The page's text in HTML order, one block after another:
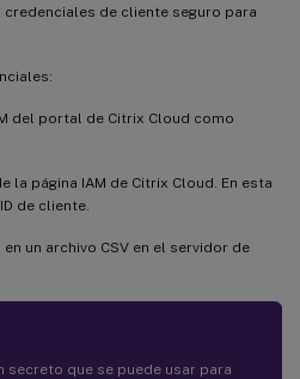
de cliente seguro para
del portal de Citrix Cloud como
la página IAM de Citrix Cloud. En esta
de cliente.
un archivo CSV en el servidor de
secreto que se puede usar para